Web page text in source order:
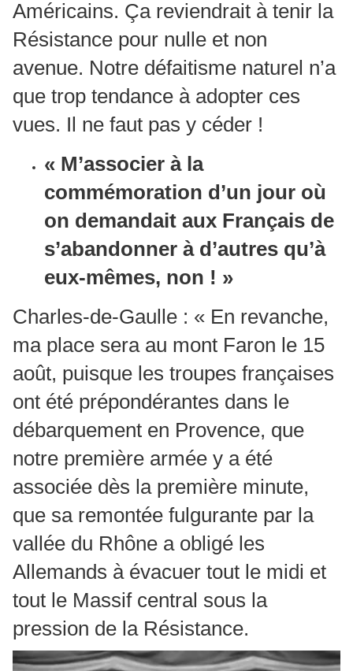
Américains. Ça reviendrait à tenir la
Résistance pour nulle et non
avenue. Notre défaitisme naturel n’a
que trop tendance à adopter ces
vues. Il ne faut pas y céder !
« M’associer à la
commémoration d’un jour où
on demandait aux Français de
s’abandonner à d’autres qu’à
eux-mêmes, non ! »
Charles-de-Gaulle : « En revanche,
ma place sera au mont Faron le 15
août, puisque les troupes françaises
ont été prépondérantes dans le
débarquement en Provence, que
notre première armée y a été
associée dès la première minute,
que sa remontée fulgurante par la
vallée du Rhône a obligé les
Allemands à évacuer tout le midi et
tout le Massif central sous la
pression de la Résistance.